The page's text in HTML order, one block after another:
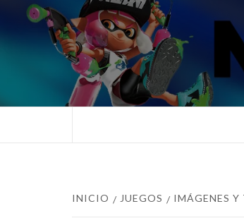
Saltar
TUS ESPECIALISTAS
INICIO JUEGOS IMÁGENES Y